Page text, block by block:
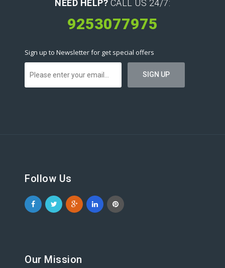
NEED HELP? CALL US 24/7:
9253077975
Sign up to Newsletter for get special offers
Follow Us
Our Mission